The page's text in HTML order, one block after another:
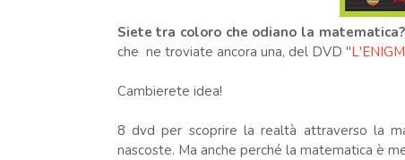
Siete tra coloro che odiano la matematica?
che ne troviate ancora una, del DVD "
Cambierete idea!
8 dvd per scoprire la realtà attraverso la
nascoste. Ma anche perché la matematica è